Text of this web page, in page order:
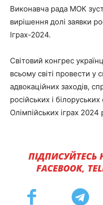
Виконавча рада МОК
вирішення долі заявки
Іграх-2024.
Світовий конгрес
всьому світі провести у
адвокаційних заходів,
російських і
Олімпійських іграх
ПІДПИСУЙТЕСЬ
FACEBOOK,